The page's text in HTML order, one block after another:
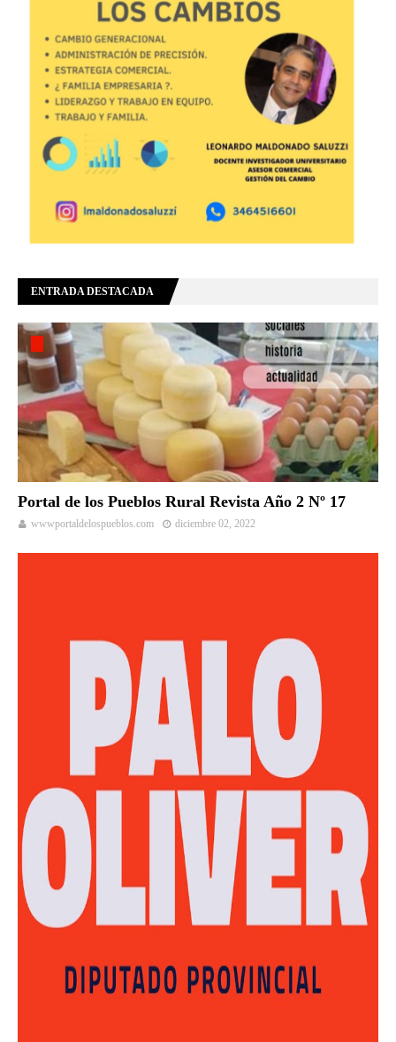
ENTRADA DESTACADA
Portal de los Pueblos Rural Revista Año 2 Nº 17
wwwportaldelospueblos.com diciembre 02, 2022